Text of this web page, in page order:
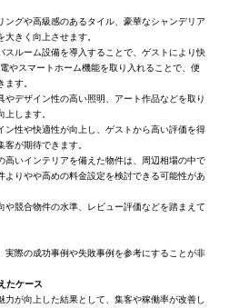
ングや高級感のあるタイル、豪華なシャンデリア
きく向上させます。
スルーム設備を導入することで、ゲストにより快
やスマートホーム機能を取り入れることで、便
す。
やデザイン性の高い照明、アート作品などを取り
上します。
ン性や快適性が向上し、ゲストから高い評価を得
が期待できます。
高いインテリアを備えた物件は、周辺相場の中で
よりやや高めの料金設定を検討できる可能性があ
や競合物件の水準、レビュー評価などを踏まえて
実際の成功事例や失敗事例を参考にすることが非
たケース
が向上した結果として、集客や稼働率が改善し